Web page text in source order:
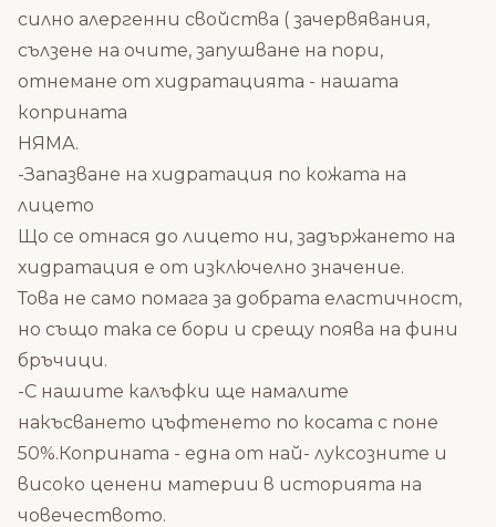
силно алергенни свойства ( зачервявания,
сълзене на очите, запушване на пори,
отнемане от хидратацията - нашата
коприната
НЯМА.
-Запазване на хидратация по кожата на
лицето
Що се отнася до лицето ни, задържането на
хидратация е от изключелно значение.
Това не само помага за добрата еластичност,
но също така се бори и срещу поява на фини
бръчици.
-С нашите калъфки ще намалите
накъсването цъфтенето по косата с поне
50%.Коприната - една от най- луксозните и
високо ценени материи в историята на
човечеството.